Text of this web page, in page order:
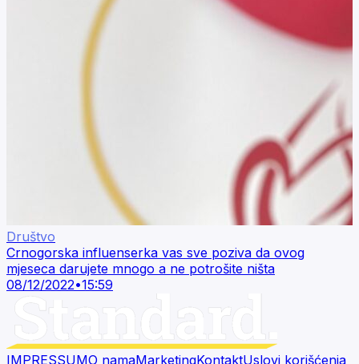
Društvo
Crnogorska influenserka vas sve poziva da ovog
mjeseca darujete mnogo a ne potrošite ništa
08/12/2022•15:59
IMPRESSUMO namaMarketingKontaktUslovi korišćenja